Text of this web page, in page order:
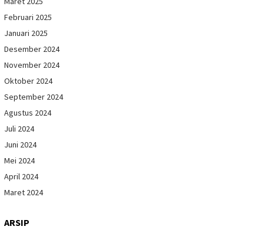
Februari 2025
Januari 2025
Desember 2024
November 2024
Oktober 2024
September 2024
Agustus 2024
Juli 2024
Juni 2024
Mei 2024
April 2024
Maret 2024
ARSIP